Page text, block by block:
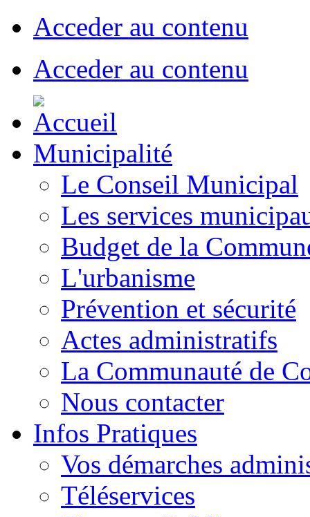
Acceder au contenu
Acceder au contenu
Municipalité
Le Conseil Municipal
Les services
Budget de la
L'urbanisme
Prévention et sécurité
Actes administratifs
La Communauté de
Nous contacter
Infos Pratiques
Vos démarches
Téléservices